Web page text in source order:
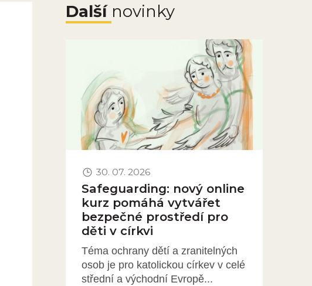
Další novinky
30. 07. 2026
Safeguarding: nový online
kurz pomáhá vytvářet
bezpečné prostředí pro
děti v církvi
Téma ochrany dětí a zranitelných
osob je pro katolickou církev v celé
střední a východní Evropě...